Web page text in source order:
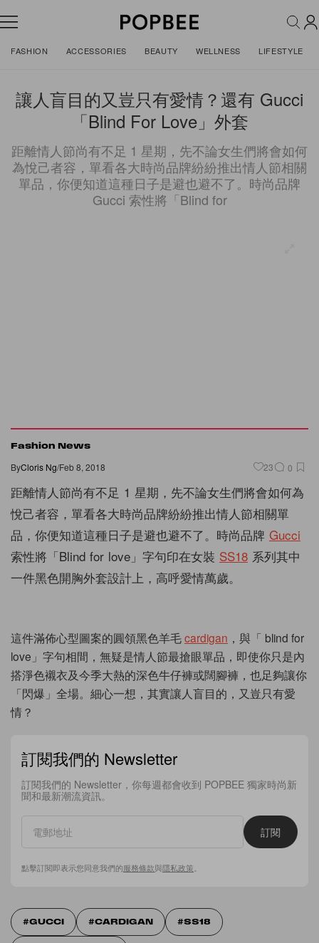
FASHION ACCESSORIES BEAUTY WELLNESS LIFESTYLE
讓人盲目的又豈只有愛情？還有 Gucci
「Blind For Love」外套
距離情人節尚有不足 1 星期，先不論女生們將會如何
為悅己者容，單看各大時尚品牌紛紛推出情人節相關
單品，你便知道這種日子是避也避不了。時尚品牌
Gucci 索性將「Blind for
Fashion News
ByCloris Ng/Feb 8, 2018 23 0
距離情人節尚有不足 1 星期，先不論女生們將會如何為
悅己者容，單看各大時尚品牌紛紛推出情人節相關單
品，你便知道這種日子是避也避不了。時尚品牌 Gucci
索性將「Blind for love」字句印在女裝 SS18 系列其中
一件黑色開胸外套設計上，高呼愛情萬歲。
這件滿佈心型圖案的圓領黑色羊毛cardigan ，與「 blind for
love」字句相間，無疑是情人節最搶眼單品，即使你只是內
搭淨色襯衣及今季大熱的深色牛仔褲或闊腳褲，也足夠讓你
「閃爆」全場。細心一想，其實讓人盲目的，又豈只有愛
情？
訂閱我們的 Newsletter
訂閱我們的 Newsletter，你每週都會收到 POPBEE 獨家時尚新
聞和最新潮流資訊。
訂閱
點擊訂閱即表示您同意我們的服務條款與隱私政策
GUCCI CARDIGAN SS18